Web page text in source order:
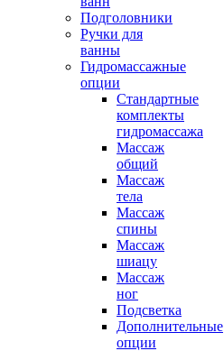
Подголовники
Ручки для
ванны
Гидромассажные
опции
Стандартные
комплекты
гидромассажа
Массаж
общий
Массаж
тела
Массаж
спины
Массаж
шиацу
Массаж
ног
Подсветка
Дополнительные
опции